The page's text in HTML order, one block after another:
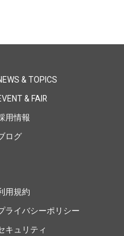
& TOPICS
& FAIR
用情報
ログ
用規約
ライバシーポリシー
キュリティ